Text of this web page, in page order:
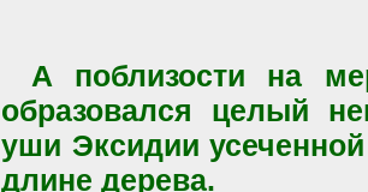
А поблизости на
образовался целый
уши Эксидии
длине дерева.